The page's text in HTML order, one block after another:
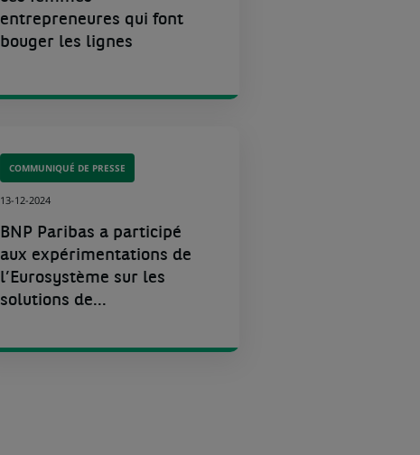
entrepreneures qui font
bouger les lignes
COMMUNIQUÉ DE PRESSE
13-12-2024
BNP Paribas a participé
aux expérimentations de
l’Eurosystème sur les
solutions de...